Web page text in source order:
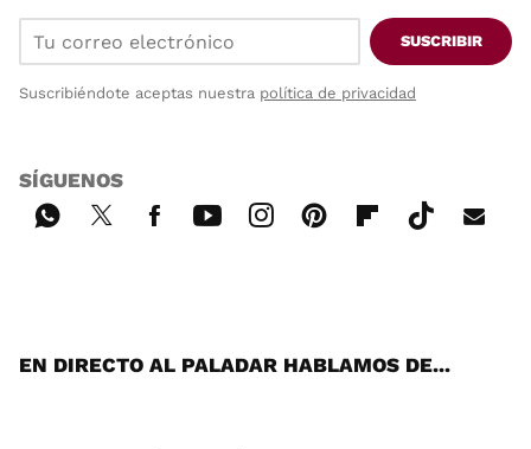
SUSCRIBIR
Suscribiéndote aceptas nuestra política de privacidad
SÍGUENOS
EN DIRECTO AL PALADAR HABLAMOS DE...